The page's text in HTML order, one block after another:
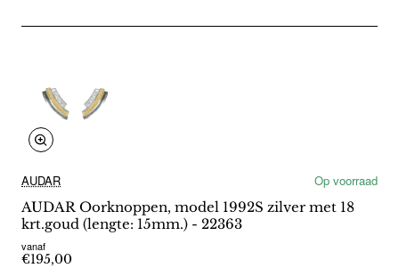
AUDAR
Op voorraad
AUDAR Oorknoppen, model 1992S zilver met 18
krt.goud (lengte: 15mm.) - 22363
vanaf
€195,00